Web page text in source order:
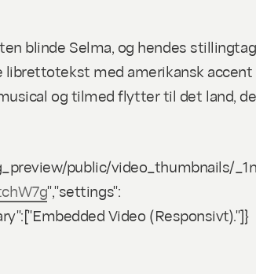
blinde Selma, og hendes
med amerikansk
og tilmed flytter til det land,
public/video_thumbnails/
","settings":
Video (Responsivt)."]}